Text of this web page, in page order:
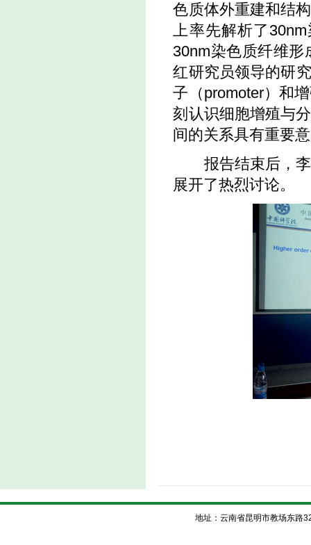
色质体外重建和结
上率先解析了
30nm染色质纤维
红研究员领导的研
子（promoter）和
刻认识细胞增殖与
间的关系具有重要
报告结束后，李
展开了热烈讨论。
地址：云南省昆明市教场东